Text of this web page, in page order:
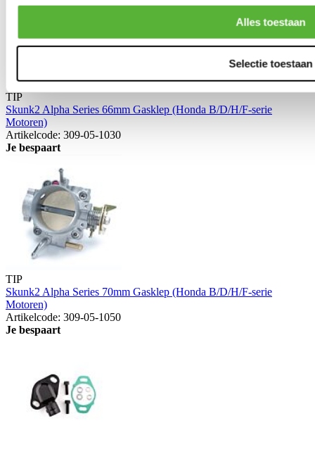
Alles toestaan
Selectie toestaan
TIP
Skunk2 Alpha Series 66mm Gasklep (Honda B/D/H/F-serie
Motoren)
Artikelcode: 309-05-1030
Je bespaart
TIP
Skunk2 Alpha Series 70mm Gasklep (Honda B/D/H/F-serie
Motoren)
Artikelcode: 309-05-1050
Je bespaart